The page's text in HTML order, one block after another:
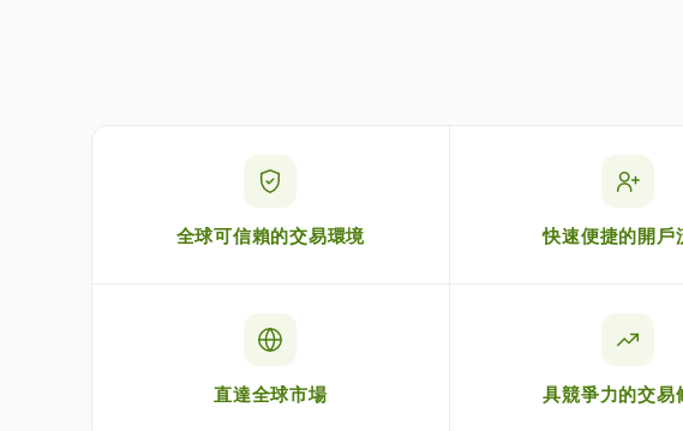
全球可信賴的交易環境 快速便捷的開戶
直達全球市場 具競爭力的交易